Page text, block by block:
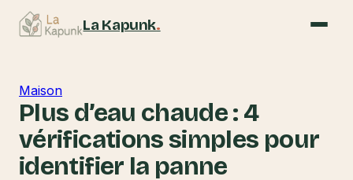
La Kapunk.
Maison
Plus d’eau chaude : 4
vérifications simples pour
identifier la panne